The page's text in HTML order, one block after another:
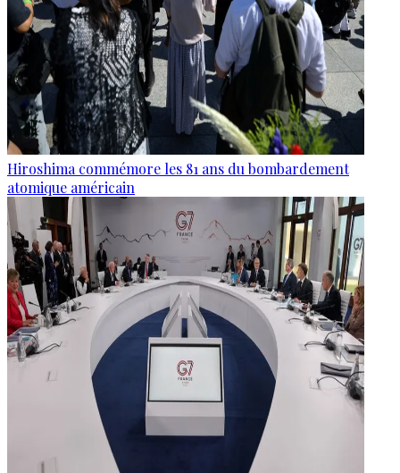
Hiroshima commémore les 81 ans du bombardement
atomique américain